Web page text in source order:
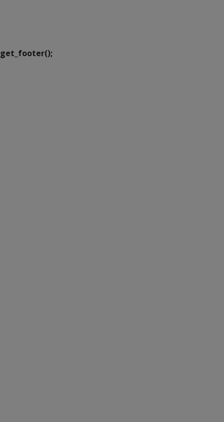
get_footer();